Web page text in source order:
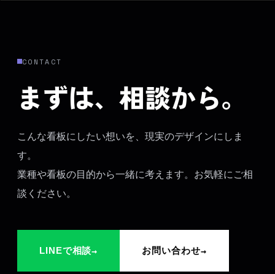
CONTACT
まずは、相談から。
こんな看板にしたい想いを、現実のデザインにしま
す。
業種や看板の目的から一緒に考えます。お気軽にご相
談ください。
LINEで相談→ お問い合わせ→